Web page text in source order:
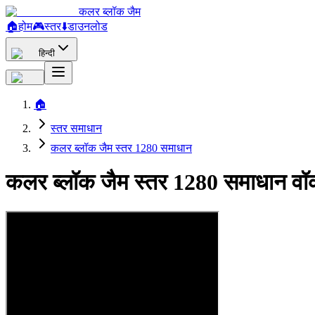
कलर ब्लॉक जैम
🏠होम🎮स्तर⬇️डाउनलोड
हिन्दी
🏠
स्तर समाधान
कलर ब्लॉक जैम स्तर 1280 समाधान
कलर ब्लॉक जैम स्तर 1280 समाधान